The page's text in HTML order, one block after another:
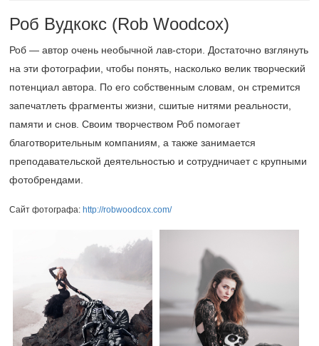
Роб Вудкокс (Rob Woodcox)
Роб — автор очень необычной лав-стори. Достаточно взглянуть
на эти фотографии, чтобы понять, насколько велик творческий
потенциал автора. По его собственным словам, он стремится
запечатлеть фрагменты жизни, сшитые нитями реальности,
памяти и снов. Своим творчеством Роб помогает
благотворительным компаниям, а также занимается
преподавательской деятельностью и сотрудничает с крупными
фотобрендами.
Сайт фотографа: http://robwoodcox.com/